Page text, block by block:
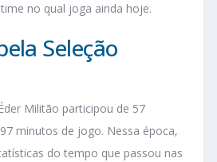
no qual joga ainda hoje.
Seleção
Militão participou de 57
minutos de jogo. Nessa época,
do tempo que passou nas